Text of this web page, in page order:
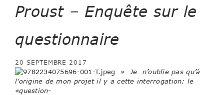
Proust – Enquête sur le
questionnaire
20 SEPTEMBRE 2017
» Je n’oublie pas qu’à
l’origine de mon projet il y a cette interrogation: le
«question-